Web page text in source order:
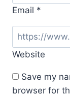
Email *
Website
Save my
browser for